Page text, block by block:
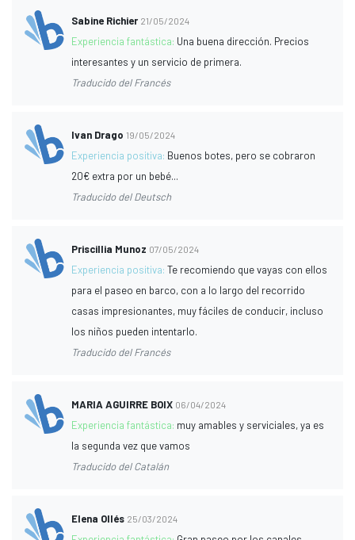
Sabine Richier 21/05/2024
Experiencia fantástica: Una buena dirección. Precios
interesantes y un servicio de primera.
Traducido del Francés
Ivan Drago 19/05/2024
Experiencia positiva: Buenos botes, pero se cobraron
20€ extra por un bebé...
Traducido del Deutsch
Priscillia Munoz 07/05/2024
Experiencia positiva:Te recomiendo que vayas con ellos
para el paseo en barco, con a lo largo del recorrido
casas impresionantes, muy fáciles de conducir, incluso
los niños pueden intentarlo.
Traducido del Francés
MARIA AGUIRRE BOIX 06/04/2024
Experiencia fantástica: muy amables y serviciales, ya es
la segunda vez que vamos
Traducido del Catalán
Elena Ollés 25/03/2024